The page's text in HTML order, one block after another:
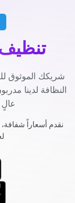
شريكك الموثوق
النظافة لدينا
نقدم أسعاراً